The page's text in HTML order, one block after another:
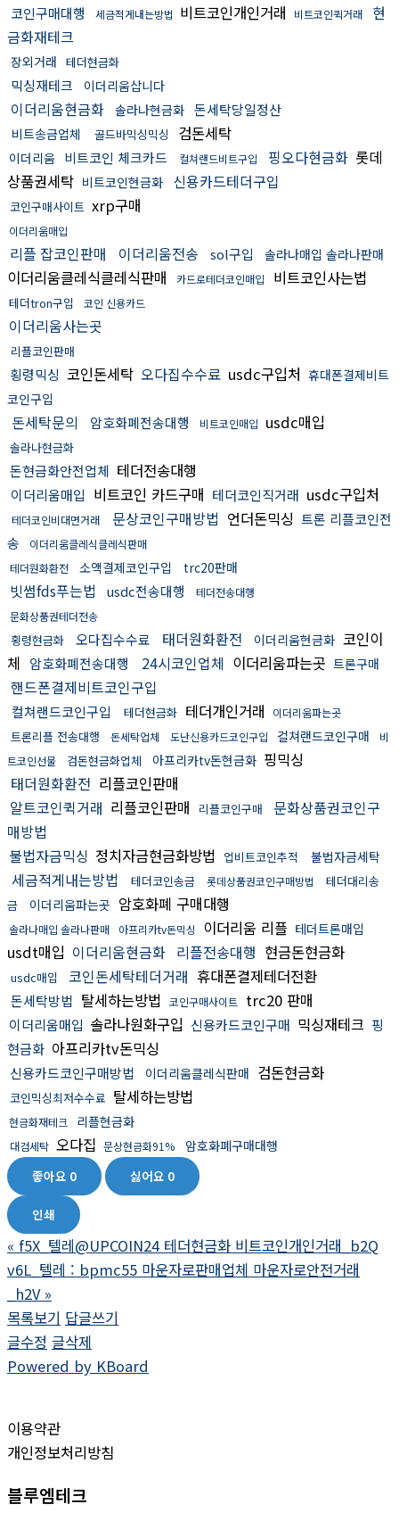
코인구매대행 세금적게내는방법 비트코인개인거래 비트코인퀵거래
현
금화재테크
장외거래 테더현금화
믹싱재테크 이더리움삽니다
이더리움현금화 솔라나현금화 돈세탁당일정산
비트송금업체 골드바믹싱믹싱 검돈세탁
이더리움 비트코인 체크카드 컬쳐랜드비트구입 핑오다현금화 롯데
상품권세탁 비트코인현금화 신용카드테더구입
코인구매사이트 xrp구매
이더리움매입
리플 잡코인판매 이더리움전송 sol구입 솔라나매입 솔라나판매
이더리움클레식클레식판매 카드로테더코인매입 비트코인사는법
테더tron구입 코인 신용카드
이더리움사는곳
리플코인판매
횡령믹싱 코인돈세탁 오다집수수료 usdc구입처 휴대폰결제비트
코인구입
돈세탁문의 암호화폐전송대행 비트코인매입 usdc매입
솔라나현금화
돈현금화안전업체 테더전송대행
이더리움매입 비트코인 카드구매 테더코인직거래 usdc구입처
테더코인비대면거래 문상코인구매방법 언더돈믹싱 트론 리플코인전
송
이더리움클레식클레식판매
테더원화환전
소액결제코인구입 trc20판매
빗썸fds푸는법 usdc전송대행
테더전송대행
문화상품권테더전송
횡령현금화 오다집수수료 태더원화환전 이더리움현금화 코인이
체 암호화폐전송대행 24시코인업체 이더리움파는곳 트론구매
핸드폰결제비트코인구입
컬쳐랜드코인구입 테더현금화 테더개인거래 이더리움파는곳
트론리플 전송대행 돈세탁업체 도난신용카드코인구입 컬쳐랜드코인구매
비
트코인선물
검돈현금화업체 아프리카tv돈현금화 핑믹싱
태더원화환전 리플코인판매
알트코인퀵거래 리플코인판매 리플코인구매
문화상품권코인구
매방법
불법자금믹싱 정치자금현금화방법 업비트코인추적 불법자금세탁
세금적게내는방법 테더코인송금 롯데상품권코인구매방법
테더대리송
금
이더리움파는곳 암호화폐 구매대행
솔라나매입 솔라나판매 아프리카tv돈믹싱 이더리움 리플 테더트론매입
usdt매입 이더리움현금화 리플전송대행 현금돈현금화
usdc매입 코인돈세탁테더거래 휴대폰결제테더전환
돈세탁방법 탈세하는방법 코인구매사이트 trc20 판매
이더리움매입 솔라나원화구입 신용카드코인구매 믹싱재테크 핑
현금화 아프리카tv돈믹싱
신용카드코인구매방법 이더리움클레식판매 검돈현금화
코인믹싱최저수수료 탈세하는방법
현금화재테크 리플현금화
대검세탁 오다집 문상현금화91%
암호화폐구매대행
좋아요 0 싫어요 0
인쇄
« f5X_텔레@UPCOIN24 테더현금화 비트코인개인거래_b2Q
v6L_텔레 : bpmc55 마운자로판매업체 마운자로안전거래
_h2V »
목록보기 답글쓰기
글수정 글삭제
Powered by KBoard
이용약관
개인정보처리방침
블루엠테크